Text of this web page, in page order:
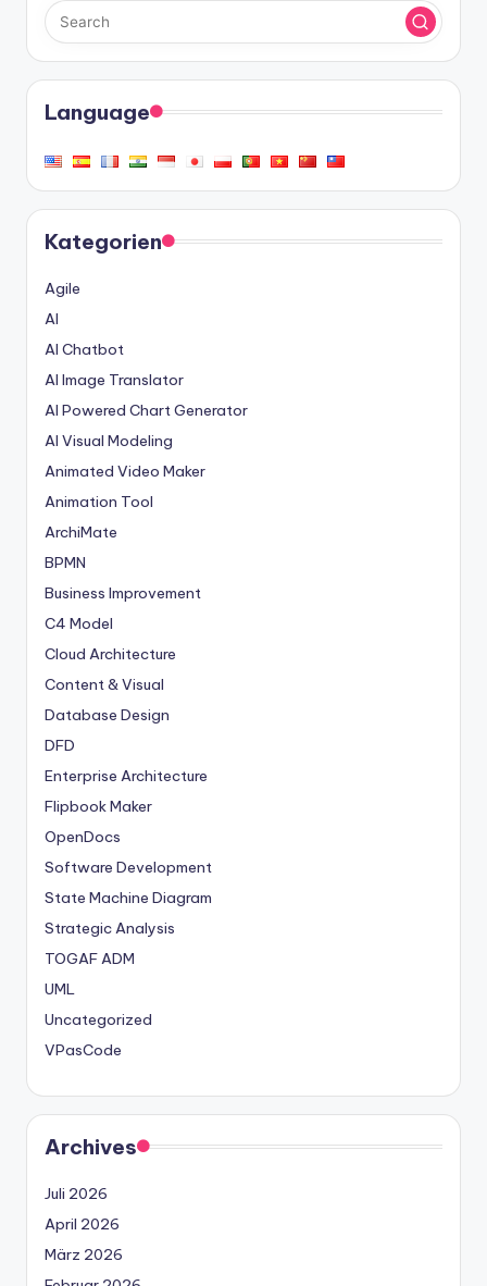
Language
Kategorien
Agile
AI
AI Chatbot
AI Image Translator
AI Powered Chart Generator
AI Visual Modeling
Animated Video Maker
Animation Tool
ArchiMate
BPMN
Business Improvement
C4 Model
Cloud Architecture
Content & Visual
Database Design
DFD
Enterprise Architecture
Flipbook Maker
OpenDocs
Software Development
State Machine Diagram
Strategic Analysis
TOGAF ADM
UML
Uncategorized
VPasCode
Archives
Juli 2026
April 2026
März 2026